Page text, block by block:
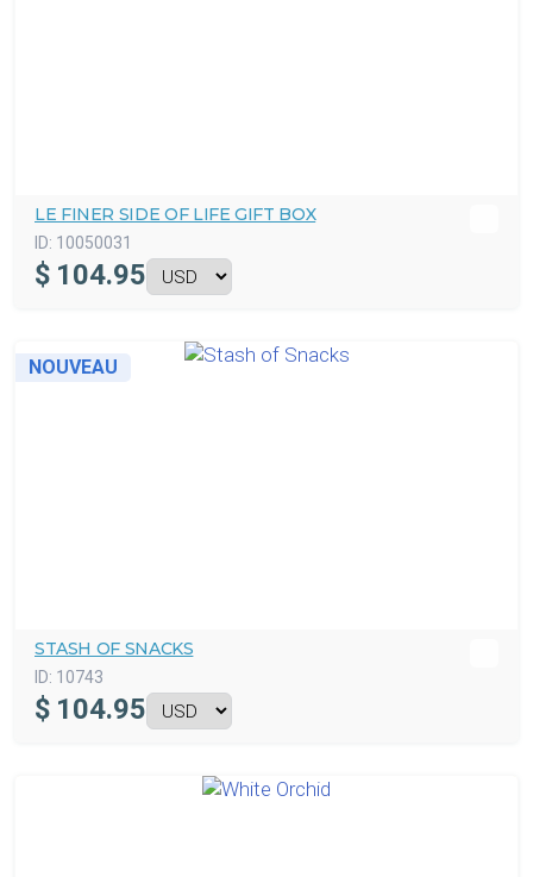
LE FINER SIDE OF LIFE GIFT BOX
ID: 10050031
$ 104.95
NOUVEAU
STASH OF SNACKS
ID: 10743
$ 104.95